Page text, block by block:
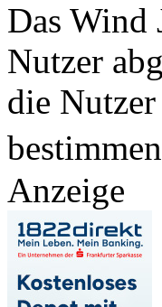
Das Wind
Nutzer
die
Anzeige